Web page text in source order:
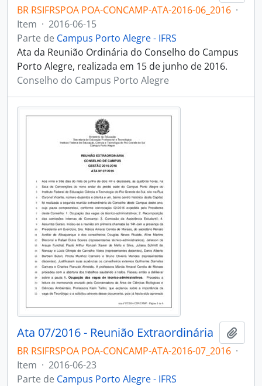
BR RSIFRSPOA POA-CONCAMP-ATA-2016-06_2016 ·
Item · 2016-06-15
Parte de Campus Porto Alegre - IFRS
Ata da Reunião Ordinária do Conselho do Campus
Porto Alegre, realizada em 15 de junho de 2016.
Conselho do Campus Porto Alegre
Ata 07/2016 - Reunião Extraordinária
BR RSIFRSPOA POA-CONCAMP-ATA-2016-07_2016 ·
Item · 2016-06-23
Parte de Campus Porto Alegre - IFRS